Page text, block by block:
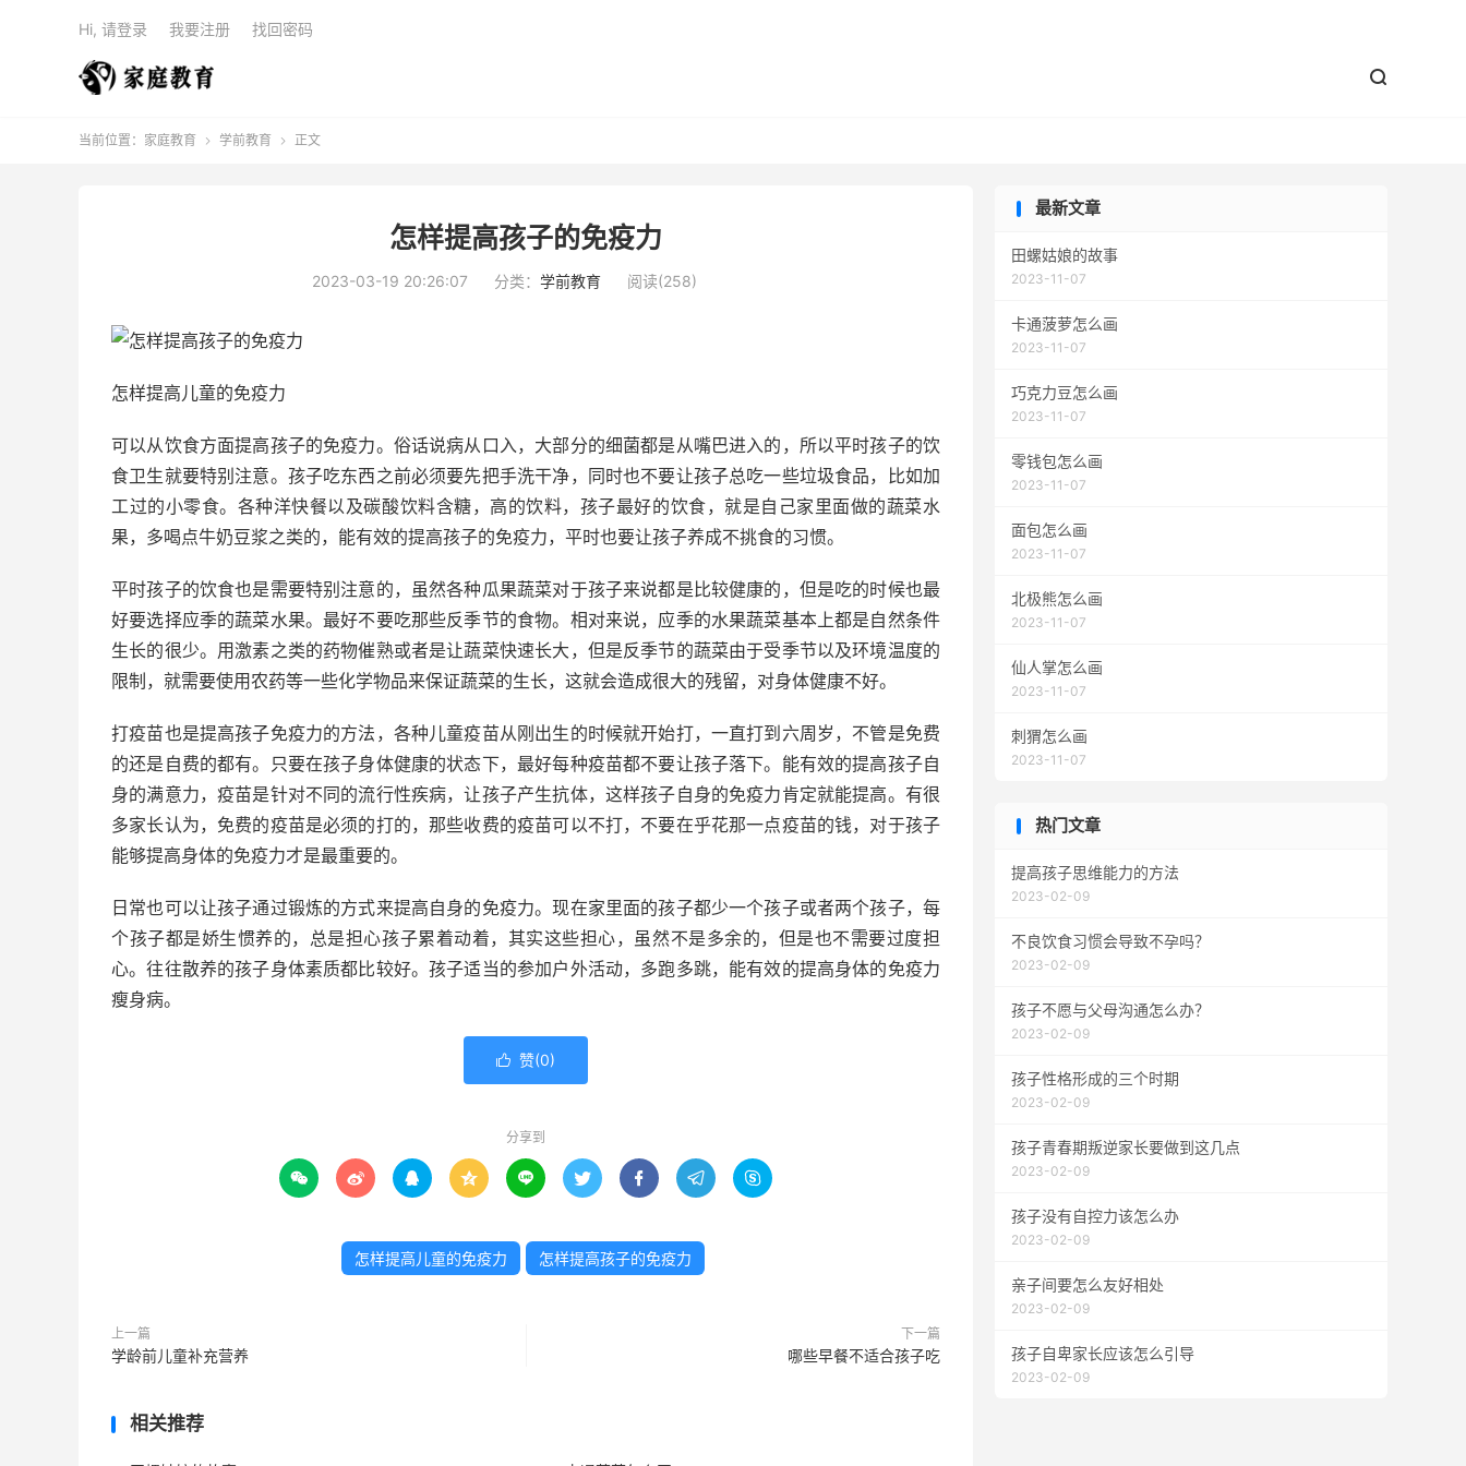

Hi, 请登录 我要注册 找回密码
当前位置： 家庭教育  学前教育  正文
怎样提高孩子的免疫力
2023-03-19 20:26:07 分类： 学前教育 阅读(258)
怎样提高儿童的免疫力
可以从饮食方面提高孩子的免疫力。俗话说病从口入，大部分的细菌都是从嘴巴进入的，所以平时孩子的饮
食卫生就要特别注意。孩子吃东西之前必须要先把手洗干净，同时也不要让孩子总吃一些垃圾食品，比如加
工过的小零食。各种洋快餐以及碳酸饮料含糖，高的饮料，孩子最好的饮食，就是自己家里面做的蔬菜水
果，多喝点牛奶豆浆之类的，能有效的提高孩子的免疫力，平时也要让孩子养成不挑食的习惯。
平时孩子的饮食也是需要特别注意的，虽然各种瓜果蔬菜对于孩子来说都是比较健康的，但是吃的时候也最
好要选择应季的蔬菜水果。最好不要吃那些反季节的食物。相对来说，应季的水果蔬菜基本上都是自然条件
生长的很少。用激素之类的药物催熟或者是让蔬菜快速长大，但是反季节的蔬菜由于受季节以及环境温度的
限制，就需要使用农药等一些化学物品来保证蔬菜的生长，这就会造成很大的残留，对身体健康不好。
打疫苗也是提高孩子免疫力的方法，各种儿童疫苗从刚出生的时候就开始打，一直打到六周岁，不管是免费
的还是自费的都有。只要在孩子身体健康的状态下，最好每种疫苗都不要让孩子落下。能有效的提高孩子自
身的满意力，疫苗是针对不同的流行性疾病，让孩子产生抗体，这样孩子自身的免疫力肯定就能提高。有很
多家长认为，免费的疫苗是必须的打的，那些收费的疫苗可以不打，不要在乎花那一点疫苗的钱，对于孩子
能够提高身体的免疫力才是最重要的。
日常也可以让孩子通过锻炼的方式来提高自身的免疫力。现在家里面的孩子都少一个孩子或者两个孩子，每
个孩子都是娇生惯养的，总是担心孩子累着动着，其实这些担心，虽然不是多余的，但是也不需要过度担
心。往往散养的孩子身体素质都比较好。孩子适当的参加户外活动，多跑多跳，能有效的提高身体的免疫力
瘦身病。
 赞(0)
分享到
        
怎样提高儿童的免疫力 怎样提高孩子的免疫力
上一篇
学龄前儿童补充营养
下一篇
哪些早餐不适合孩子吃
相关推荐
最新文章
田螺姑娘的故事
2023-11-07
卡通菠萝怎么画
2023-11-07
巧克力豆怎么画
2023-11-07
零钱包怎么画
2023-11-07
面包怎么画
2023-11-07
北极熊怎么画
2023-11-07
仙人掌怎么画
2023-11-07
刺猬怎么画
2023-11-07
热门文章
提高孩子思维能力的方法
2023-02-09
不良饮食习惯会导致不孕吗？
2023-02-09
孩子不愿与父母沟通怎么办？
2023-02-09
孩子性格形成的三个时期
2023-02-09
孩子青春期叛逆家长要做到这几点
2023-02-09
孩子没有自控力该怎么办
2023-02-09
亲子间要怎么友好相处
2023-02-09
孩子自卑家长应该怎么引导
2023-02-09